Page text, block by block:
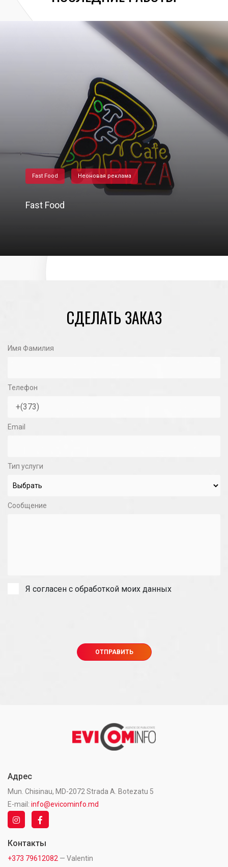
Fast Food Неоновая реклама
Fast Food
СДЕЛАТЬ ЗАКАЗ
Имя Фамилия
Телефон
Email
Тип услуги
Сообщение
Я согласен с обработкой моих данных
Адрес
Mun. Chisinau, MD-2072 Strada A. Botezatu 5
E-mail: info@evicominfo.md
Контакты
+373 79612082 — Valentin